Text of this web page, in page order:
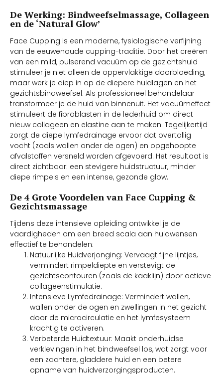
De Werking: Bindweefselmassage, Collageen
en de ‘Natural Glow’
Face Cupping is een moderne, fysiologische verfijning
van de eeuwenoude cupping-traditie. Door het creëren
van een mild, pulserend vacuüm op de gezichtshuid
stimuleer je niet alleen de oppervlakkige doorbloeding,
maar werk je diep in op de diepere huidlagen en het
gezichtsbindweefsel. Als professioneel behandelaar
transformeer je de huid van binnenuit. Het vacuümeffect
stimuleert de fibroblasten in de lederhuid om direct
nieuw collageen en elastine aan te maken. Tegelijkertijd
zorgt de diepe lymfedrainage ervoor dat overtollig
vocht (zoals wallen onder de ogen) en opgehoopte
afvalstoffen versneld worden afgevoerd. Het resultaat is
direct zichtbaar: een stevigere huidstructuur, minder
diepe rimpels en een intense, gezonde glow.
De 4 Grote Voordelen van Face Cupping &
Gezichtsmassage
Tijdens deze intensieve opleiding ontwikkel je de
vaardigheden om een breed scala aan huidwensen
effectief te behandelen:
Natuurlijke Huidverjonging: Vervaagt fijne lijntjes,
vermindert rimpeldiepte en verstevigt de
gezichtscontouren (zoals de kaaklijn) door actieve
collageenstimulatie.
Intensieve Lymfedrainage: Vermindert wallen,
wallen onder de ogen en zwellingen in het gezicht
door de microcirculatie en het lymfesysteem
krachtig te activeren.
Verbeterde Huidtextuur: Maakt onderhuidse
verklevingen in het bindweefsel los, wat zorgt voor
een zachtere, gladdere huid en een betere
opname van huidverzorgingsproducten.